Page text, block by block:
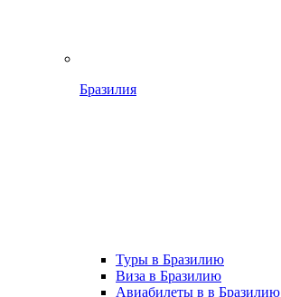
Бразилия
Туры в Бразилию
Виза в Бразилию
Авиабилеты в в Бразилию